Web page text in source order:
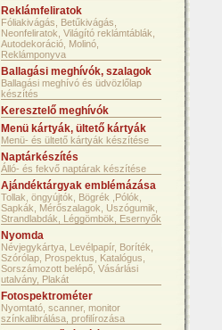
Reklámfeliratok
Fóliakivágás, Betűkivágás,
Neonfeliratok, Világító reklámtáblák,
Autodekoráció, Molinó,
Reklámponyva
Ballagási meghívók, szalagok
Ballagási meghívó és üdvözlőlap
készítés
Keresztelő meghívók
Menü kártyák, ültető kártyák
Menü- és ültető kártyák készítése
Naptárkészítés
Álló- és fekvő naptárak készítése
Ajándéktárgyak emblémázása
Tollak, öngyújtók, Bögrék ,Pólók,
Sapkák, Mérőszalagok, Uszógumik,
Strandlabdák, Léggömbök, Esernyők
Nyomda
Névjegykártya, Levélpapír, Boríték,
Szórólap, Prospektus, Katalógus,
Sorszámozott belépő, Vásárlási
utalvány, Plakát
Fotospektrométer
Nyomtató, scanner, monitor
színkalibrálása, profilírozása